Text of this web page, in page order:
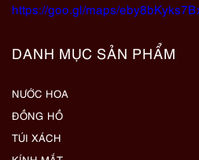
https://goo.gl/maps/
DANH MỤC SẢN PHẨM
NƯỚC HOA
ĐỒNG HỒ
TÚI XÁCH